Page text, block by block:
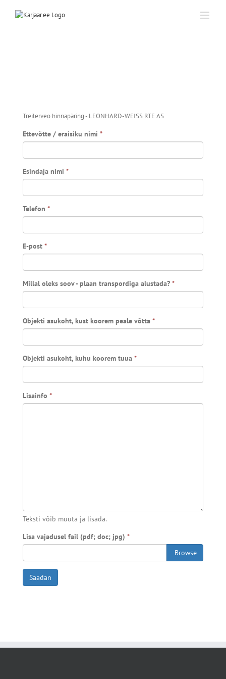
Treilerveo hinnapäring - LEONHARD-WEISS RTE AS
Ettevõtte / eraisiku nimi *
Esindaja nimi *
Telefon *
E-post *
Millal oleks soov - plaan transpordiga alustada? *
Objekti asukoht, kust koorem peale võtta *
Objekti asukoht, kuhu koorem tuua *
Lisainfo *
Teksti võib muuta ja lisada.
Lisa vajadusel fail (pdf; doc; jpg) *
Browse
Saadan